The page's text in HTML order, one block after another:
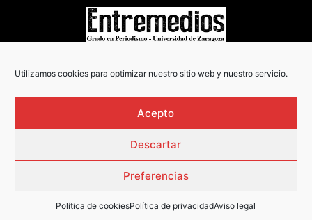
Utilizamos cookies para optimizar nuestro sitio web y nuestro servicio.
Acepto
Descartar
Preferencias
Política de cookiesPolítica de privacidadAviso legal